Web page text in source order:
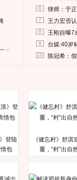
片
6 律师：于
7 王力宏否
8 王刚自曝7
9 台媒:40岁
10 陈冠希：
登陆
包
《健忘村》舒淇
覆，“村”出自